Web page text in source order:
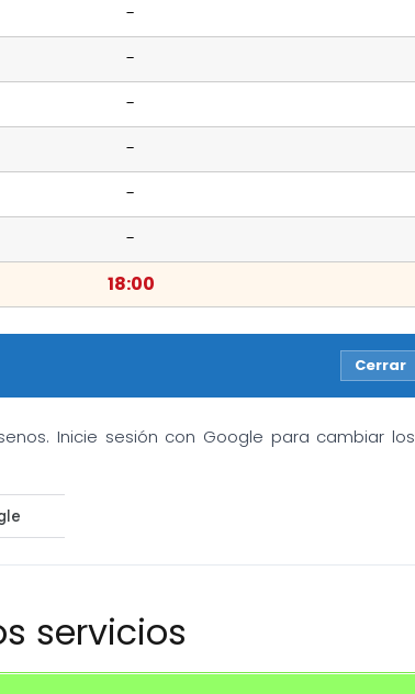
-
-
-
-
-
-
18:00
Cerrar
Inicie sesión con Google para cambiar los
servicios